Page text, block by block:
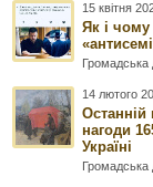
15 квітня
Як і чому
Громадська
14 лютого
нагоди
Україні
Громадська